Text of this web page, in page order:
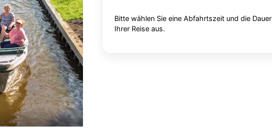
Bitte wählen Sie eine Abfahrtszeit und die Dauer
Ihrer Reise aus.